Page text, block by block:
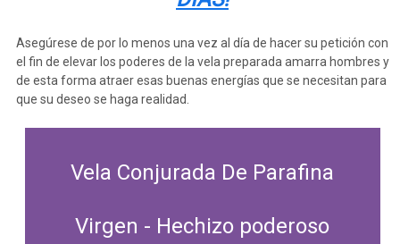
Asegúrese de por lo menos una vez al día de hacer su petición con
el fin de elevar los poderes de la vela preparada amarra hombres y
de esta forma atraer esas buenas energías que se necesitan para
que su deseo se haga realidad.
Vela Conjurada De Parafina
Virgen - Hechizo poderoso